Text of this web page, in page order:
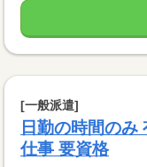
[一般派遣]
日勤の時間のみ
仕事 要資格